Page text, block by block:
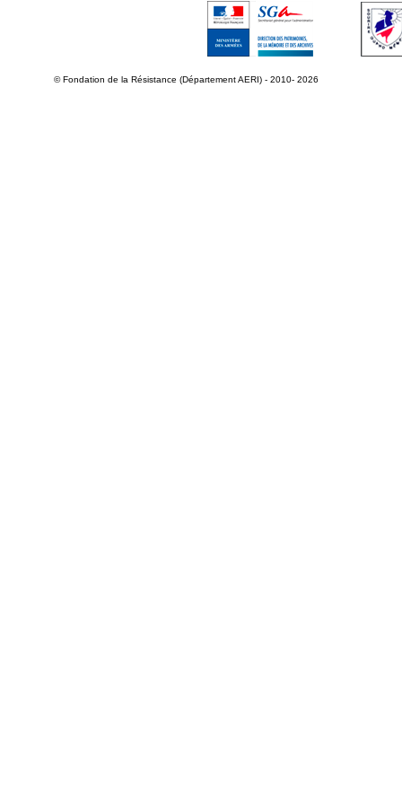
© Fondation de la Résistance (Département AERI) - 2010- 2026